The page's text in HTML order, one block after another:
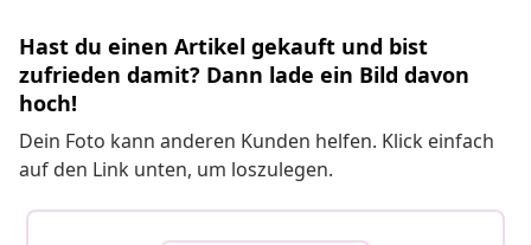
Hast du einen Artikel gekauft und bist
zufrieden damit? Dann lade ein Bild davon
hoch!
Dein Foto kann anderen Kunden helfen. Klick einfach
auf den Link unten, um loszulegen.